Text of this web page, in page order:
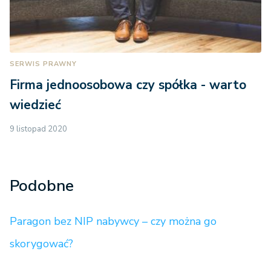
SERWIS PRAWNY
Firma jednoosobowa czy spółka - warto
wiedzieć
9 listopad 2020
Podobne
Paragon bez NIP nabywcy – czy można go
skorygować?